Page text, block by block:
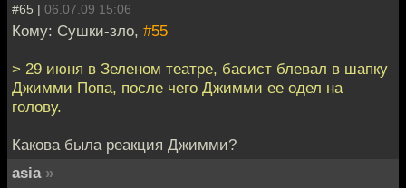
#65 | 06.07.09 15:06
Кому: Сушки-зло, #55
> 29 июня в Зеленом театре, басист блевал в шапку
Джимми Попа, после чего Джимми ее одел на
голову.
Какова была реакция Джимми?
asia »